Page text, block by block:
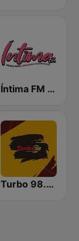
Íntima FM Santiago
Turbo 98.3 FM